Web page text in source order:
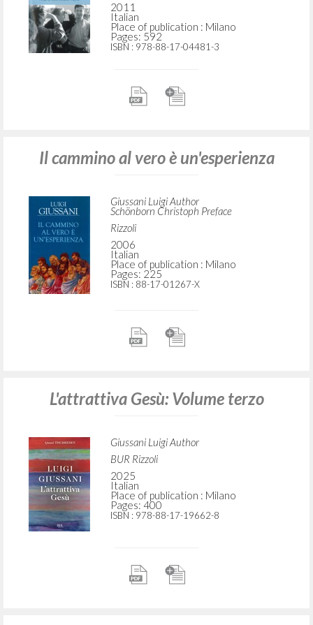
2011
Italian
Place of publication : Milano
Pages: 592
ISBN : 978-88-17-04481-3
Il cammino al vero è un'esperienza
Giussani Luigi Author
Schönborn Christoph Preface
Rizzoli
2006
Italian
Place of publication : Milano
Pages: 225
ISBN : 88-17-01267-X
L'attrattiva Gesù: Volume terzo
Giussani Luigi Author
BUR Rizzoli
2025
Italian
Place of publication : Milano
Pages: 400
ISBN : 978-88-17-19662-8